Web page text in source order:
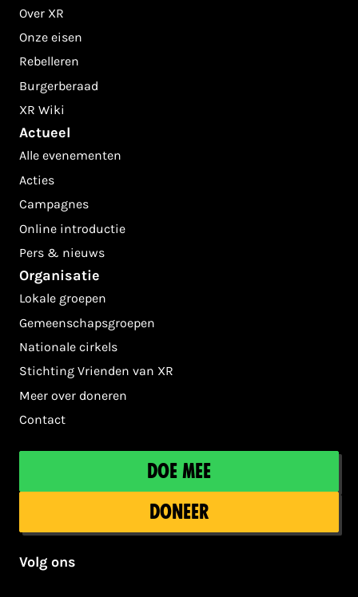
Over XR
Onze eisen
Rebelleren
Burgerberaad
XR Wiki
Actueel
Alle evenementen
Acties
Campagnes
Online introductie
Pers & nieuws
Organisatie
Lokale groepen
Gemeenschapsgroepen
Nationale cirkels
Stichting Vrienden van XR
Meer over doneren
Contact
Doe mee
Doneer
Volg ons